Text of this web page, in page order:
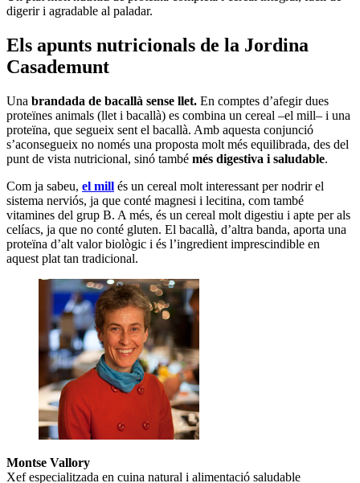
digerir i agradable al paladar.
Els apunts nutricionals de la Jordina
Casademunt
Una brandada de bacallà sense llet. En comptes d’afegir dues
proteïnes animals (llet i bacallà) es combina un cereal –el mill– i una
proteïna, que segueix sent el bacallà. Amb aquesta conjunció
s’aconsegueix no només una proposta molt més equilibrada, des del
punt de vista nutricional, sinó també més digestiva i saludable.
Com ja sabeu, el mill és un cereal molt interessant per nodrir el
sistema nerviós, ja que conté magnesi i lecitina, com també
vitamines del grup B. A més, és un cereal molt digestiu i apte per als
celíacs, ja que no conté gluten. El bacallà, d’altra banda, aporta una
proteïna d’alt valor biològic i és l’ingredient imprescindible en
aquest plat tan tradicional.
Montse Vallory
Xef especialitzada en cuina natural i alimentació saludable